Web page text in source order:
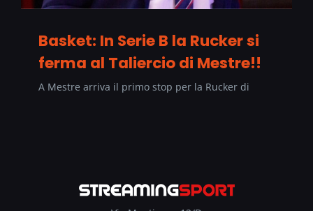
Basket: In Serie B la Rucker si
ferma al Taliercio di Mestre!!
A Mestre arriva il primo stop per la Rucker di